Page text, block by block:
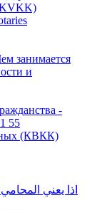
и
-
55
(КВКК)
اذا يعني